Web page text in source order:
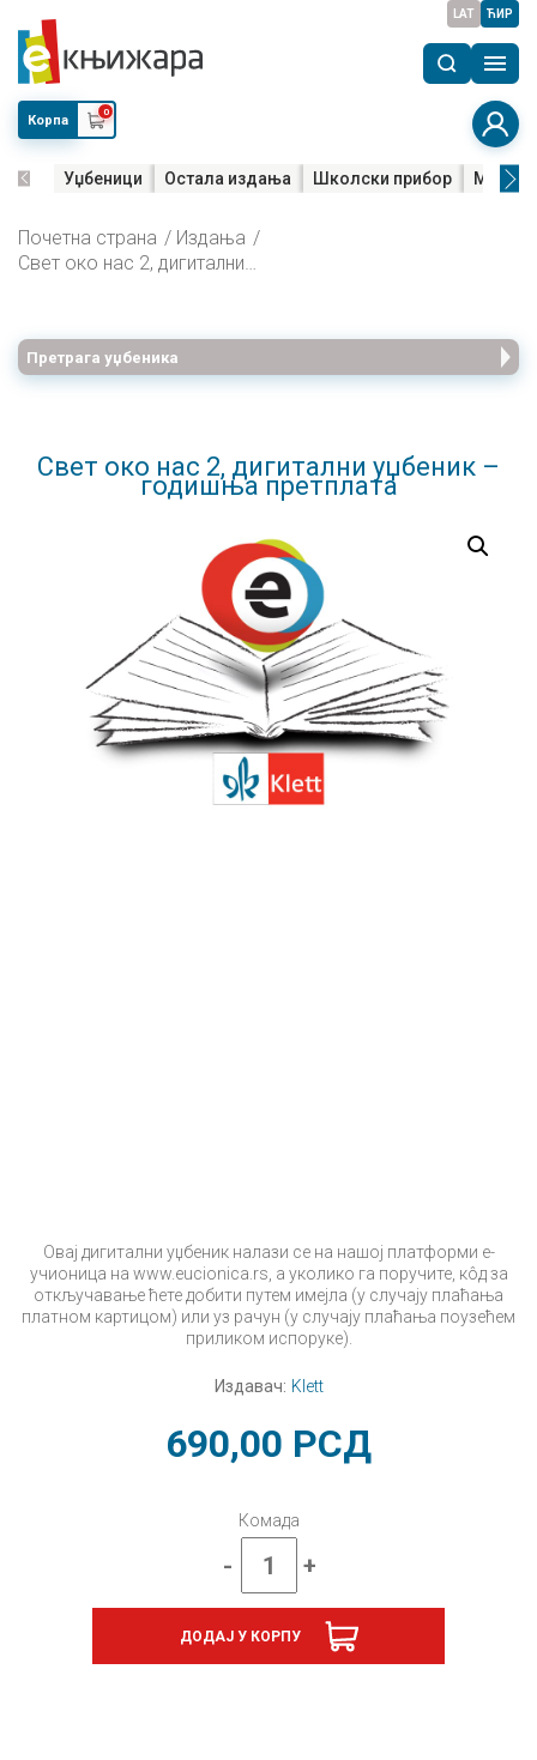
LAT ЋИР
Корпа
0
Уџбеници Остала издања Школски прибор Мала
Почетна страна
Издања
Свет око нас 2, дигитални уџбеник – годишња претплата
Претрага уџбеника
Свет око нас 2, дигитални уџбеник –
годишња претплата
Овај дигитални уџбеник налази се на нашој платформи е-
учионица на www.eucionica.rs, а уколико га поручите, кôд за
откључавање ћете добити путем имејла (у случају плаћања
платном картицом) или уз рачун (у случају плаћања поузећем
приликом испоруке).
Издавач: Klett
690,00 РСД
Комада
-
Свет
око
2,
дигитални
+
ДОДАЈ У КОРПУ